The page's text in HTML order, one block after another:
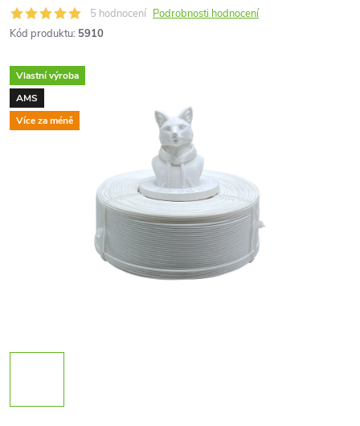
5 hodnocení Podrobnosti hodnocení
Kód produktu: 5910
Vlastní výroba
AMS
Více za méně